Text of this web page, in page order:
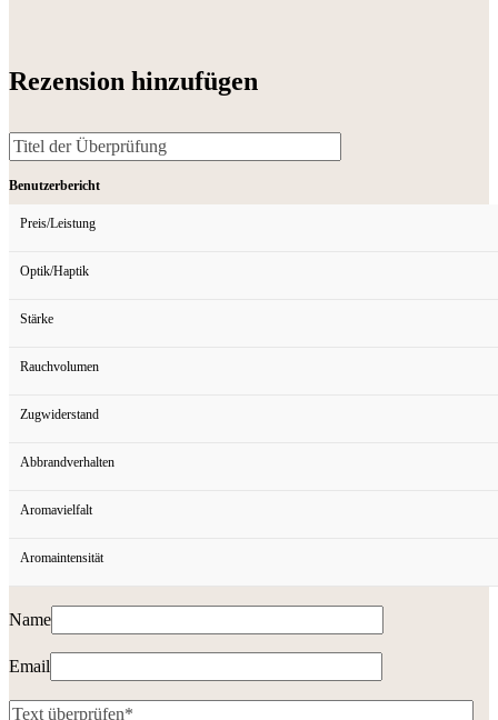
Rezension hinzufügen
Benutzerbericht
Preis/Leistung
Optik/Haptik
Stärke
Rauchvolumen
Zugwiderstand
Abbrandverhalten
Aromavielfalt
Aromaintensität
Name
Email